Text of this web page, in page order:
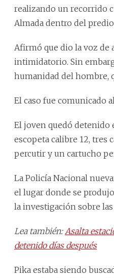
realizando un recorrido
Almada dentro del
Afirmó que dio la voz de
intimidatorio. Sin
humanidad del hombre,
El caso fue comunicado
El joven quedó detenido
escopeta calibre 12, tres
percutir y un cartucho
La Policía Nacional
el lugar donde se
la investigación sobre
Lea también: Asalta
detenido días después
Pika estaba siendo